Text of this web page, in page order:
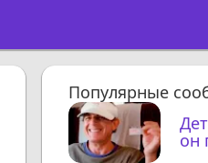
Популярные
он